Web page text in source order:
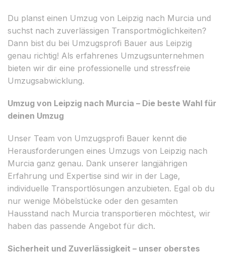
Du planst einen Umzug von Leipzig nach Murcia und
suchst nach zuverlässigen Transportmöglichkeiten?
Dann bist du bei Umzugsprofi Bauer aus Leipzig
genau richtig! Als erfahrenes Umzugsunternehmen
bieten wir dir eine professionelle und stressfreie
Umzugsabwicklung.
Umzug von Leipzig nach Murcia – Die beste Wahl für
deinen Umzug
Unser Team von Umzugsprofi Bauer kennt die
Herausforderungen eines Umzugs von Leipzig nach
Murcia ganz genau. Dank unserer langjährigen
Erfahrung und Expertise sind wir in der Lage,
individuelle Transportlösungen anzubieten. Egal ob du
nur wenige Möbelstücke oder den gesamten
Hausstand nach Murcia transportieren möchtest, wir
haben das passende Angebot für dich.
Sicherheit und Zuverlässigkeit – unser oberstes